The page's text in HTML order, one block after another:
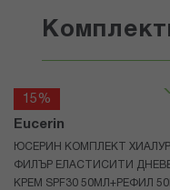
15%
Eucerin
ЮСЕРИН КОМПЛЕКТ
ФИЛЪР ЕЛАСТИСИТИ
КРЕМ SPF30 50МЛ+РЕФИЛ